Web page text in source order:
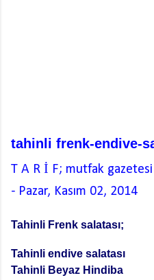
tahinli frenk-endive-
T A R İ F; mutfak gazetesi
- Pazar, Kasım 02, 2014
Tahinli Frenk salatası;
Tahinli endive salatası
Tahinli Beyaz Hindiba